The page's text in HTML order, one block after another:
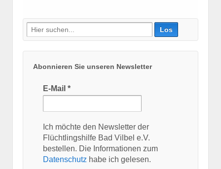
Suche
nach:
Abonnieren Sie unseren Newsletter
E-Mail *
Ich möchte den Newsletter der
Flüchtlingshilfe Bad Vilbel e.V.
bestellen. Die Informationen zum
Datenschutz habe ich gelesen.